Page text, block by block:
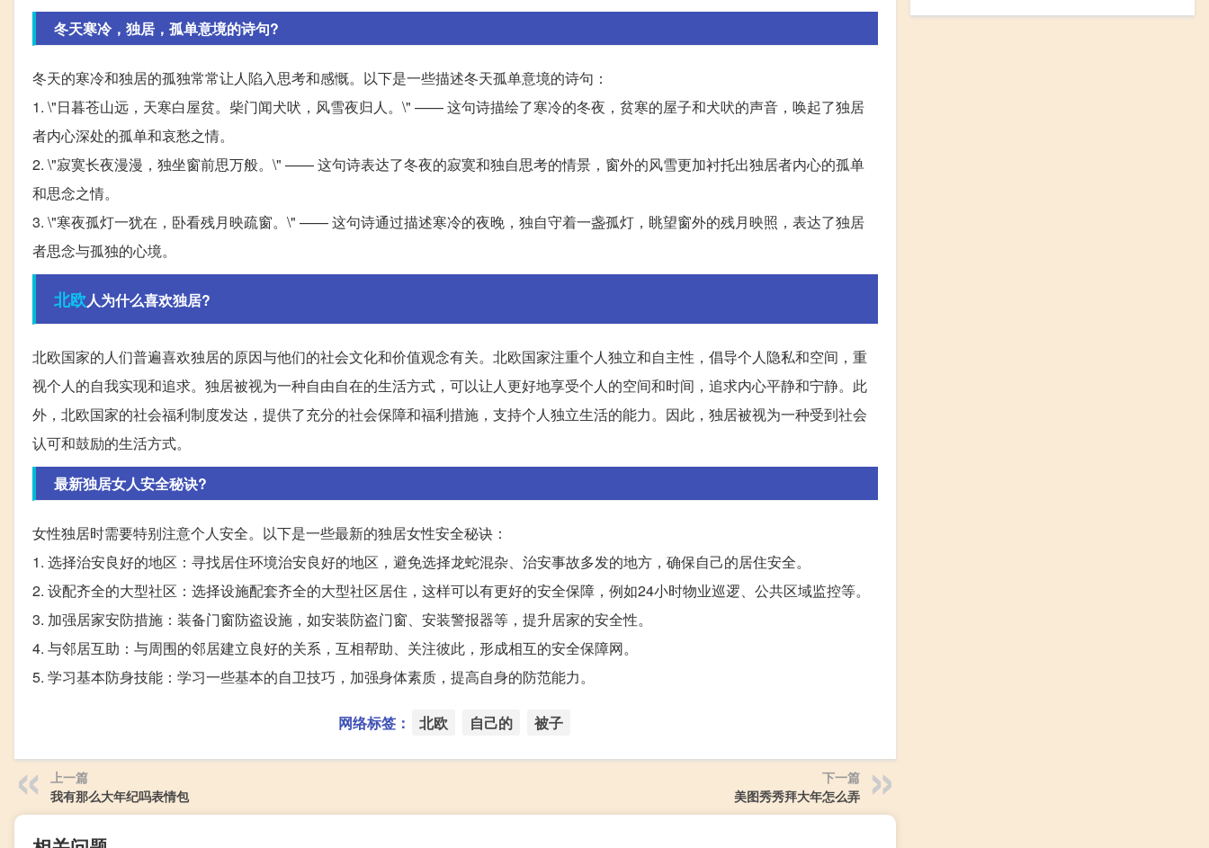
冬天寒冷，独居，孤单意境的诗句?
冬天的寒冷和独居的孤独常常让人陷入思考和感慨。以下是一些描述冬天孤单意境的诗句：
1. \"日暮苍山远，天寒白屋贫。柴门闻犬吠，风雪夜归人。\" —— 这句诗描绘了寒冷的冬夜，贫寒的屋子和犬吠的声音，唤起了独居
者内心深处的孤单和哀愁之情。
2. \"寂寞长夜漫漫，独坐窗前思万般。\" —— 这句诗表达了冬夜的寂寞和独自思考的情景，窗外的风雪更加衬托出独居者内心的孤单
和思念之情。
3. \"寒夜孤灯一犹在，卧看残月映疏窗。\" —— 这句诗通过描述寒冷的夜晚，独自守着一盏孤灯，眺望窗外的残月映照，表达了独居
者思念与孤独的心境。
北欧人为什么喜欢独居?
北欧国家的人们普遍喜欢独居的原因与他们的社会文化和价值观念有关。北欧国家注重个人独立和自主性，倡导个人隐私和空间，重
视个人的自我实现和追求。独居被视为一种自由自在的生活方式，可以让人更好地享受个人的空间和时间，追求内心平静和宁静。此
外，北欧国家的社会福利制度发达，提供了充分的社会保障和福利措施，支持个人独立生活的能力。因此，独居被视为一种受到社会
认可和鼓励的生活方式。
最新独居女人安全秘诀?
女性独居时需要特别注意个人安全。以下是一些最新的独居女性安全秘诀：
1. 选择治安良好的地区：寻找居住环境治安良好的地区，避免选择龙蛇混杂、治安事故多发的地方，确保自己的居住安全。
2. 设配齐全的大型社区：选择设施配套齐全的大型社区居住，这样可以有更好的安全保障，例如24小时物业巡逻、公共区域监控等。
3. 加强居家安防措施：装备门窗防盗设施，如安装防盗门窗、安装警报器等，提升居家的安全性。
4. 与邻居互助：与周围的邻居建立良好的关系，互相帮助、关注彼此，形成相互的安全保障网。
5. 学习基本防身技能：学习一些基本的自卫技巧，加强身体素质，提高自身的防范能力。
网络标签： 北欧 自己的 被子
上一篇
我有那么大年纪吗表情包
下一篇
美图秀秀拜大年怎么弄